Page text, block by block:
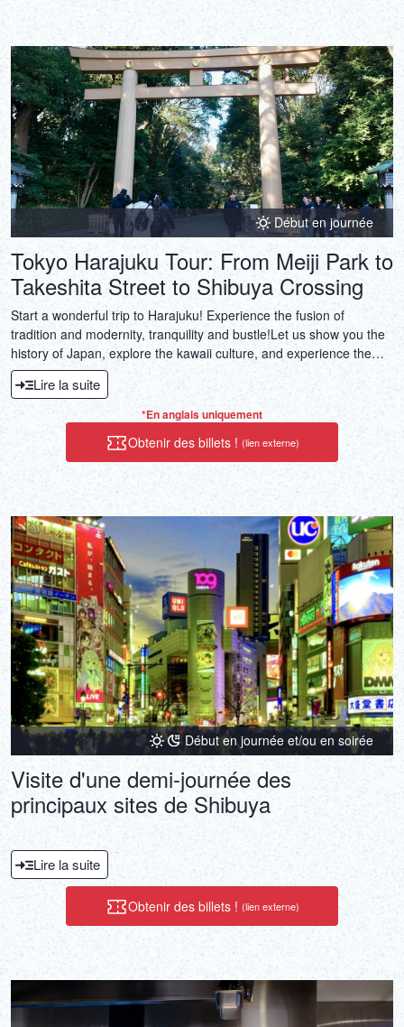
Début en journée
Tokyo Harajuku Tour: From Meiji Park to
Takeshita Street to Shibuya Crossing
Start a wonderful trip to Harajuku! Experience the fusion of
tradition and modernity, tranquility and bustle!Let us show you the
history of Japan, explore the kawaii culture, and experience the
bustle of Shibuya Crossing!
Lire la suite
*En anglais uniquement
Obtenir des billets ! (lien externe)
Début en journée et/ou en soirée
Visite d'une demi-journée des
principaux sites de Shibuya
Lire la suite
Obtenir des billets ! (lien externe)